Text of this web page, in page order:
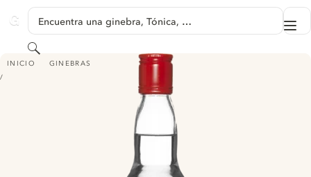
GINVENTORY
Encuentra una ginebra, Tónica, …
Buscar
INICIO GINEBRAS
BARALDUR TURT GINN